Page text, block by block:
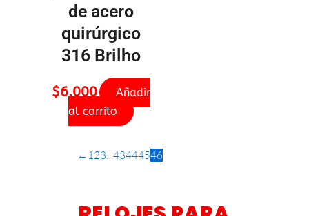
de acero
quirúrgico
316 Brilho
$6.000
Añadir
al carrito
← 1 23 43444546